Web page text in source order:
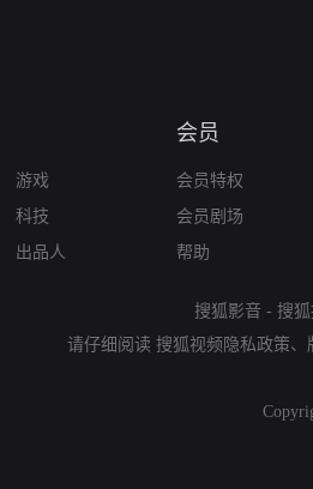
游戏
科技
出品人
会员
会员特权
会员剧场
帮助
搜狐影音 - 搜
请仔细阅读 搜狐视频隐私政策、